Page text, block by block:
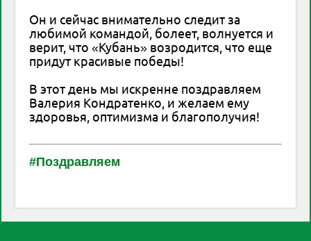
Он и сейчас внимательно следит за
любимой командой, болеет, волнуется и
верит, что «Кубань» возродится, что еще
придут красивые победы!
В этот день мы искренне поздравляем
Валерия Кондратенко, и желаем ему
здоровья, оптимизма и благополучия!
#Поздравляем